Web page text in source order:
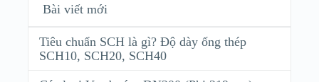
Bài viết mới
Tiêu chuẩn SCH là gì? Độ dày ống thép
SCH10, SCH20, SCH40